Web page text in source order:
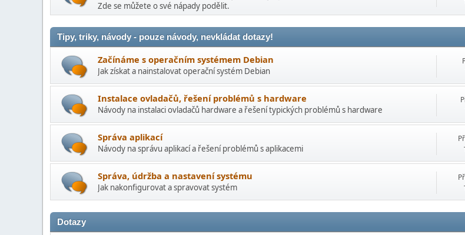
Zde se můžete o své nápady podělit.
Tipy, triky, návody - pouze návody, nevkládat dotazy!
Začínáme s operačním systémem Debian
Jak získat a nainstalovat operační systém Debian
Instalace ovladačů, řešení problémů s hardware
Návody na instalaci ovladačů hardware a řešení typických problémů s hardware
Správa aplikací
Návody na správu aplikací a řešení problémů s aplikacemi
Správa, údržba a nastavení systému
Jak nakonfigurovat a spravovat systém
Dotazy